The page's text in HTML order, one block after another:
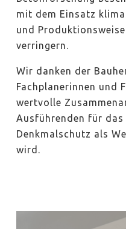
mit dem Einsatz
und
verringern.
Wir danken der
Fachplanerinnen und
wertvolle
Ausführenden für das
Denkmalschutz als
wird.